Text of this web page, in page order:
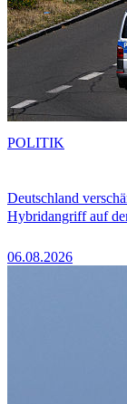
Deutschland
Hybridangriff auf
06.08.2026
POLITIK